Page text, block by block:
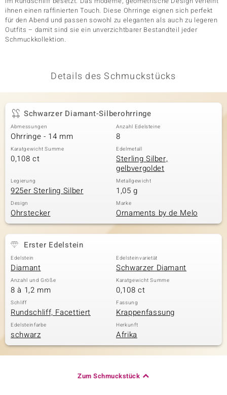
ihnen einen raffinierten Touch. Diese Ohrringe eignen sich perfekt
für den Abend und passen sowohl zu eleganten als auch zu legeren
Outfits – damit sind sie ein unverzichtbarer Bestandteil jeder
Schmuckkollektion.
Details des Schmuckstücks
Schwarzer Diamant-Silberohrringe
Abmessungen
Ohrringe - 14 mm
Anzahl Edelsteine
8
Karatgewicht Summe
0,108 ct
Edelmetall
Sterling Silber,
gelbvergoldet
Legierung
925er Sterling Silber
Metallgewicht
1,05 g
Design
Ohrstecker
Marke
Ornaments by de Melo
Erster Edelstein
Edelstein
Diamant
Edelsteinvarietät
Schwarzer Diamant
Anzahl und Größe
8 à 1,2 mm
Karatgewicht Summe
0,108 ct
Schliff
Rundschliff, Facettiert
Fassung
Krappenfassung
Edelsteinfarbe
schwarz
Herkunft
Afrika
Zum Schmuckstück